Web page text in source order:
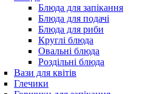
Блюда для запікання
Блюда для подачі
Блюда для риби
Круглі блюда
Овальні блюда
Роздільні блюда
Вази для квітів
Глечики